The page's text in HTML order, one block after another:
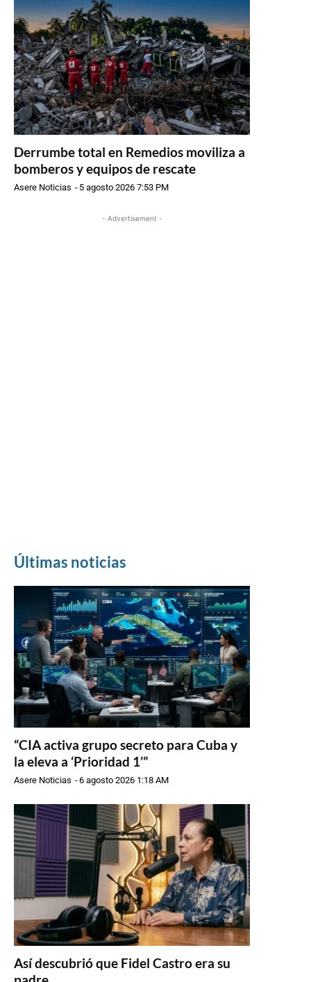
Derrumbe total en Remedios moviliza a
bomberos y equipos de rescate
Asere Noticias - 5 agosto 2026 7:53 PM
- Advertisement -
Últimas noticias
“CIA activa grupo secreto para Cuba y
la eleva a ‘Prioridad 1’”
Asere Noticias -6 agosto 2026 1:18 AM
Así descubrió que Fidel Castro era su